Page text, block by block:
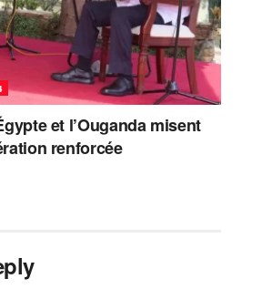
et l’Ouganda misent
renforcée